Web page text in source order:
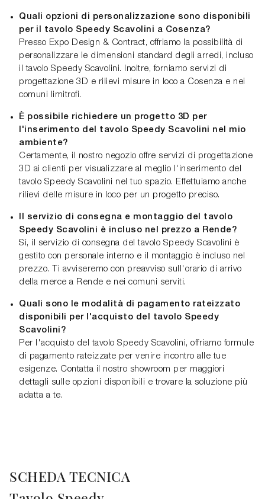
Quali opzioni di personalizzazione sono disponibili
per il tavolo Speedy Scavolini a Cosenza?
Presso Expo Design & Contract, offriamo la possibilità di
personalizzare le dimensioni standard degli arredi, incluso
il tavolo Speedy Scavolini. Inoltre, forniamo servizi di
progettazione 3D e rilievi misure in loco a Cosenza e nei
comuni limitrofi.
È possibile richiedere un progetto 3D per
l'inserimento del tavolo Speedy Scavolini nel mio
ambiente?
Certamente, il nostro negozio offre servizi di progettazione
3D ai clienti per visualizzare al meglio l'inserimento del
tavolo Speedy Scavolini nel tuo spazio. Effettuiamo anche
rilievi delle misure in loco per un progetto preciso.
Il servizio di consegna e montaggio del tavolo
Speedy Scavolini è incluso nel prezzo a Rende?
Sì, il servizio di consegna del tavolo Speedy Scavolini è
gestito con personale interno e il montaggio è incluso nel
prezzo. Ti avviseremo con preavviso sull'orario di arrivo
della merce a Rende e nei comuni serviti.
Quali sono le modalità di pagamento rateizzato
disponibili per l'acquisto del tavolo Speedy
Scavolini?
Per l'acquisto del tavolo Speedy Scavolini, offriamo formule
di pagamento rateizzate per venire incontro alle tue
esigenze. Contatta il nostro showroom per maggiori
dettagli sulle opzioni disponibili e trovare la soluzione più
adatta a te.
SCHEDA TECNICA